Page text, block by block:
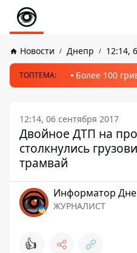
Новости Днепр 12:14,
ТОПТЕМА: Более 100
12:14, 06 сентября 2017
Двойное ДТП на
столкнулись
трамвай
Информатор
ЖУРНАЛИСТ
👍